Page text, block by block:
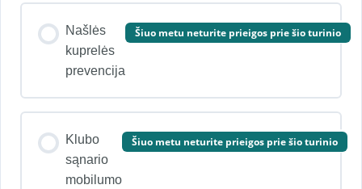
Našlės
kuprelės
prevencija
Šiuo metu neturite prieigos prie šio turinio
Klubo
sąnario
mobilumo
Šiuo metu neturite prieigos prie šio turinio